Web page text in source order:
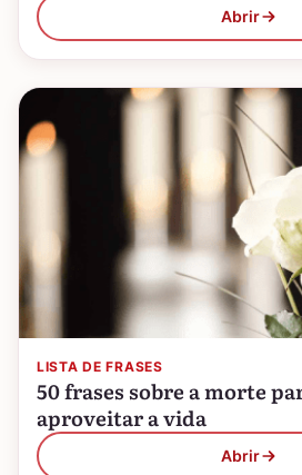
Abrir
LISTA DE FRASES
50 frases sobre a morte
aproveitar a vida
Abrir